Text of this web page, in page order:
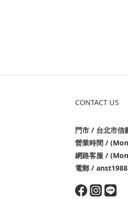
CONTACT US
門市 / 台北市信
營業時間 /
網路客服 /
電郵 /